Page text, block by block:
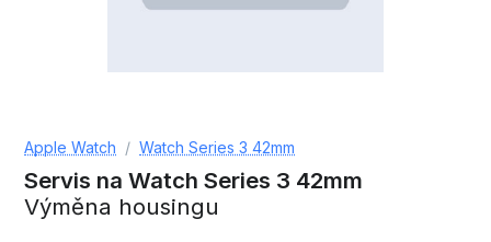
Apple Watch Watch Series 3 42mm
Servis na Watch Series 3 42mm
Výměna housingu